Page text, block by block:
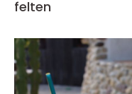
felten